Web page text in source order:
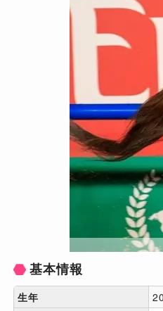
基本情報
生年